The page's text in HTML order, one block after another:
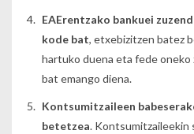
EAErentzako bankuei
kode bat, etxebizitzen batez
hartuko duena eta fede oneko
bat emango diena.
Kontsumitzaileen
betetzea.